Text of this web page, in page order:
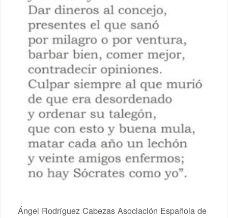
Ángel Rodríguez Cabezas Asociación Española de